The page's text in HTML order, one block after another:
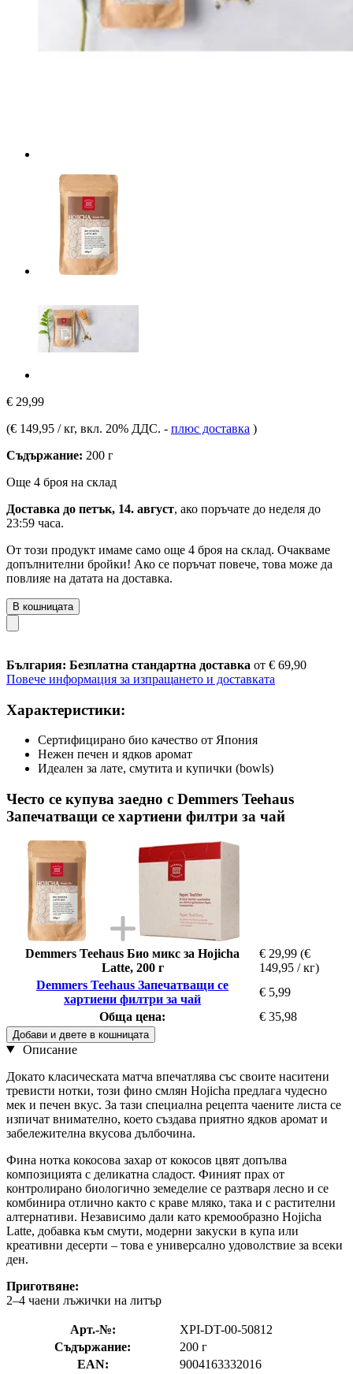
€ 29,99
(€ 149,95 / кг, вкл. 20% ДДС. - плюс доставка )
Съдържание: 200 г
Още 4 броя на склад
Доставка до петък, 14. август, ако поръчате до неделя до
23:59 часа.
От този продукт имаме само още 4 броя на склад. Очакваме
допълнителни бройки! Ако се поръчат повече, това може да
повлияе на датата на доставка.
В кошницата
България: Безплатна стандартна доставка от € 69,90
Повече информация за изпращането и доставката
Характеристики:
Сертифицирано био качество от Япония
Нежен печен и ядков аромат
Идеален за лате, смутита и купички (bowls)
Често се купува заедно с Demmers Teehaus
Запечатващи се хартиени филтри за чай
Demmers Teehaus Био микс за Hojicha
Latte, 200 г
€ 29,99 (€
149,95 / кг)
Demmers Teehaus Запечатващи се
хартиени филтри за чай
€ 5,99
Обща цена:
€ 35,98
Добави и двете в кошницата
Описание
Докато класическата матча впечатлява със своите наситени
тревисти нотки, този фино смлян Hojicha предлага чудесно
мек и печен вкус. За тази специална рецепта чаените листа се
изпичат внимателно, което създава приятно ядков аромат и
забележителна вкусовa дълбочина.
Фина нотка кокосова захар от кокосов цвят допълва
композицията с деликатна сладост. Финият прах от
контролирано биологично земеделие се разтваря лесно и се
комбинира отлично както с краве мляко, така и с растителни
алтернативи. Независимо дали като кремообразно Hojicha
Latte, добавка към смути, модерни закуски в купа или
креативни десерти – това е универсално удоволствие за всеки
ден.
Приготвяне:
2–4 чаени лъжички на литър
Арт.-№:
XPI-DT-00-50812
Съдържание:
200 г
EAN:
9004163332016